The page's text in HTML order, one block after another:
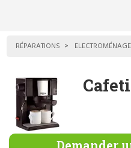
RÉPARATIONS
Demander